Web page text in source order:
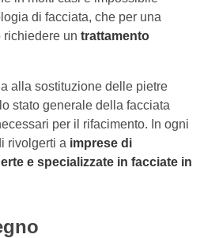
di facciata, che per una
richiedere un trattamento
alla sostituzione delle pietre
stato generale della facciata
per il rifacimento. In ogni
rivolgerti a imprese di
e specializzate in facciate in